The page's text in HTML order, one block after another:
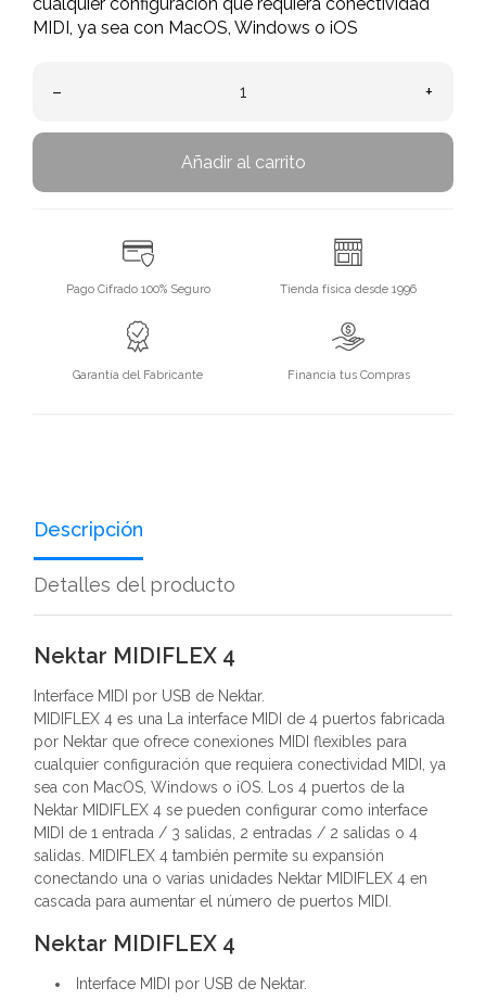
MIDI, ya sea con MacOS, Windows o iOS
– +
Añadir al carrito
Pago Cifrado 100% Seguro Tienda física desde 1996
Garantía del Fabricante Financia tus Compras
Descripción
Detalles del producto
Nektar MIDIFLEX 4
Interface MIDI por USB de Nektar.
MIDIFLEX 4 es una La interface MIDI de 4 puertos fabricada
por Nektar que ofrece conexiones MIDI flexibles para
cualquier configuración que requiera conectividad MIDI, ya
sea con MacOS, Windows o iOS. Los 4 puertos de la
Nektar MIDIFLEX 4 se pueden configurar como interface
MIDI de 1 entrada / 3 salidas, 2 entradas / 2 salidas o 4
salidas. MIDIFLEX 4 también permite su expansión
conectando una o varias unidades Nektar MIDIFLEX 4 en
cascada para aumentar el número de puertos MIDI.
Nektar MIDIFLEX 4
Interface MIDI por USB de Nektar.